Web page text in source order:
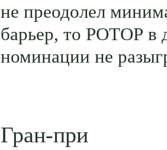
не преодолел
барьер, то РОТОР в
номинации не
Гран-при